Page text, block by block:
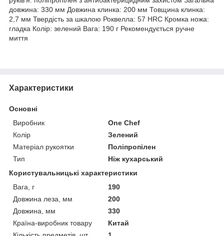
довжина: 330 мм Довжина клинка: 200 мм Товщина клинка:
2,7 мм Твердість за шкалою Роквелла: 57 HRC Кромка ножа:
гладка Колір: зелений Вага: 190 г Рекомендується ручне
миття
Характеристики
Основні
Виробник
One Chef
Колір
Зелений
Матеріал рукоятки
Поліпропілен
Тип
Ніж кухарський
Користувальницькі характеристики
Вага, г
190
Довжина леза, мм
200
Довжина, мм
330
Країна-виробник товару
Китай